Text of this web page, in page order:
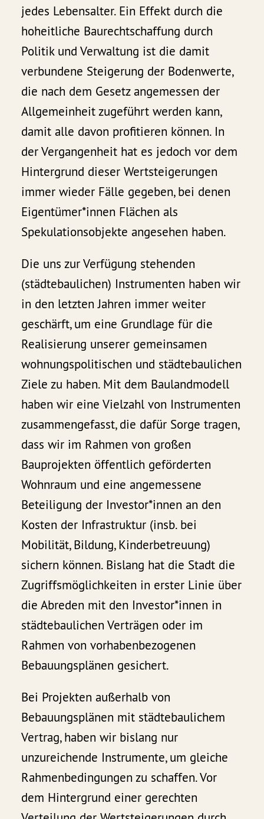
jedes Lebensalter. Ein Effekt durch die
hoheitliche Baurechtschaffung durch
Politik und Verwaltung ist die damit
verbundene Steigerung der Bodenwerte,
die nach dem Gesetz angemessen der
Allgemeinheit zugeführt werden kann,
damit alle davon profitieren können. In
der Vergangenheit hat es jedoch vor dem
Hintergrund dieser Wertsteigerungen
immer wieder Fälle gegeben, bei denen
Eigentümer*innen Flächen als
Spekulationsobjekte angesehen haben.
Die uns zur Verfügung stehenden
(städtebaulichen) Instrumenten haben wir
in den letzten Jahren immer weiter
geschärft, um eine Grundlage für die
Realisierung unserer gemeinsamen
wohnungspolitischen und städtebaulichen
Ziele zu haben. Mit dem Baulandmodell
haben wir eine Vielzahl von Instrumenten
zusammengefasst, die dafür Sorge tragen,
dass wir im Rahmen von großen
Bauprojekten öffentlich geförderten
Wohnraum und eine angemessene
Beteiligung der Investor*innen an den
Kosten der Infrastruktur (insb. bei
Mobilität, Bildung, Kinderbetreuung)
sichern können. Bislang hat die Stadt die
Zugriffsmöglichkeiten in erster Linie über
die Abreden mit den Investor*innen in
städtebaulichen Verträgen oder im
Rahmen von vorhabenbezogenen
Bebauungsplänen gesichert.
Bei Projekten außerhalb von
Bebauungsplänen mit städtebaulichem
Vertrag, haben wir bislang nur
unzureichende Instrumente, um gleiche
Rahmenbedingungen zu schaffen. Vor
dem Hintergrund einer gerechten